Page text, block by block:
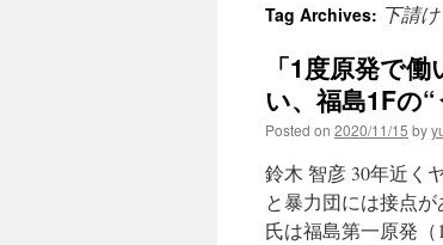
Tag Archives: 下請け
「1度原発で
い、福島1Fの
Posted on 2020/11/15 by
鈴木 智彦 30年近く
と暴力団には接点
氏は福島第一原発